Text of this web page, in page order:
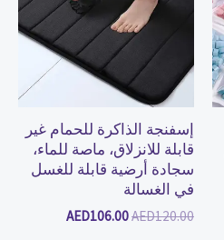
إسفنجة الذاكرة للحمام غير
قابلة للانزلاق، ماصة للماء،
سجادة أرضية قابلة للغسل
في الغسالة
AED120.00
AED106.00